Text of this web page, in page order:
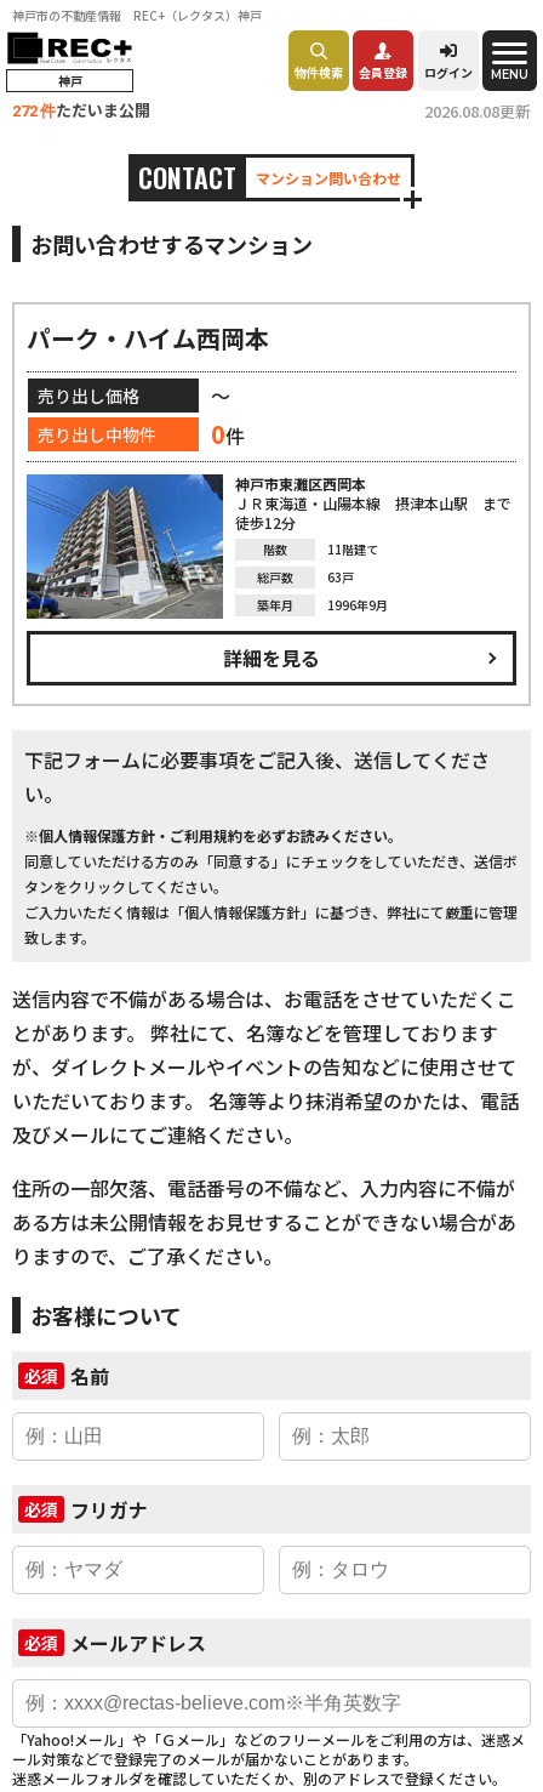
神戸市の不動産情報 REC+（レクタス）神戸
神戸 物件検索 会員登録 ログイン MENU
272 件ただいま公開 2026.08.08更新
CONTACT マンション問い合わせ
お問い合わせするマンション
パーク・ハイム西岡本
売り出し価格 ～
売り出し中物件 0件
神戸市東灘区西岡本
ＪＲ東海道・山陽本線 摂津本山駅 まで
徒歩12分
階数
11階建て
総戸数
63戸
築年月
1996年9月
詳細を見る
下記フォームに必要事項をご記入後、送信してくださ
い。
※個人情報保護方針・ご利用規約を必ずお読みください。
同意していただける方のみ「同意する」にチェックをしていただき、送信ボ
タンをクリックしてください。
ご入力いただく情報は「個人情報保護方針」に基づき、弊社にて厳重に管理
致します。
送信内容で不備がある場合は、お電話をさせていただくこ
とがあります。 弊社にて、名簿などを管理しております
が、ダイレクトメールやイベントの告知などに使用させて
いただいております。 名簿等より抹消希望のかたは、電話
及びメールにてご連絡ください。
住所の一部欠落、電話番号の不備など、入力内容に不備が
ある方は未公開情報をお見せすることができない場合があ
りますので、ご了承ください。
お客様について
必須 名前
必須 フリガナ
必須 メールアドレス
「Yahoo!メール」や「Ｇメール」などのフリーメールをご利用の方は、迷惑メ
ール対策などで登録完了のメールが届かないことがあります。
迷惑メールフォルダを確認していただくか、別のアドレスで登録ください。